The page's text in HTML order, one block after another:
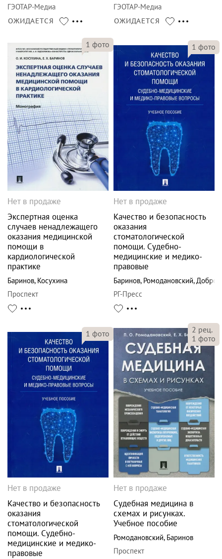
ГЭОТАР-Медиа
ОЖИДАЕТСЯ
ГЭОТАР-Медиа
ОЖИДАЕТСЯ
1 фото
Нет в продаже
Экспертная оценка
случаев ненадлежащего
оказания медицинской
помощи в
кардиологической
практике
Баринов, Косухина
Проспект
1 фото
Нет в продаже
Качество и безопасность
оказания
стоматологической
помощи. Судебно-
медицинские и медико-
правовые
Баринов, Ромодановский,
РГ-Пресс
1 фото
Нет в продаже
Качество и безопасность
оказания
стоматологической
помощи. Судебно-
медицинские и медико-
правовые
2 рец.
1 фото
Нет в продаже
Судебная медицина в
схемах и рисунках.
Учебное пособие
Ромодановский, Баринов
Проспект